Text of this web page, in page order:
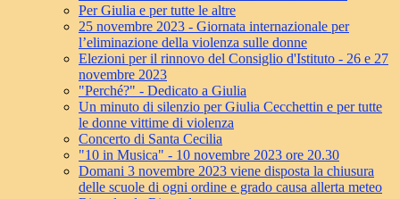
Per Giulia e per tutte le altre
25 novembre 2023 - Giornata internazionale per
l’eliminazione della violenza sulle donne
Elezioni per il rinnovo del Consiglio d'Istituto - 26 e 27
novembre 2023
"Perché?" - Dedicato a Giulia
Un minuto di silenzio per Giulia Cecchettin e per tutte
le donne vittime di violenza
Concerto di Santa Cecilia
"10 in Musica" - 10 novembre 2023 ore 20.30
Domani 3 novembre 2023 viene disposta la chiusura
delle scuole di ogni ordine e grado causa allerta meteo